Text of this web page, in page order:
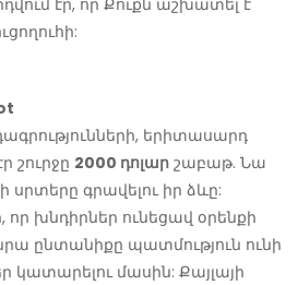
էր, որ Քուքն աշխատել է
երիտասարդ
շուրջը 2000 դոլար շաբաթ. Նա
սրտերը գրավելու իր ձևը:
որ խնդիրներ ունեցավ օրենքի
ընտանիքը պատմություն ունի
կատարելու մասին: Քայլայի